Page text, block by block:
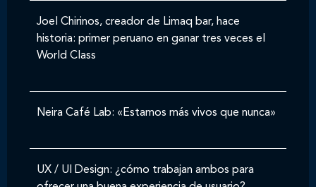
Joel Chirinos, creador de Limaq bar, hace
historia: primer peruano en ganar tres veces el
World Class
Neira Café Lab: «Estamos más vivos que nunca»
UX / UI Design: ¿cómo trabajan ambos para